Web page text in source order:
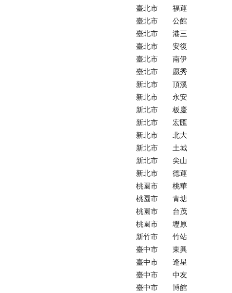
臺北市
福運
臺北市
公館
臺北市
港三
臺北市
安復
臺北市
南伊
臺北市
愿秀
新北市
頂溪
新北市
永安
新北市
板慶
新北市
宏匯
新北市
北大
新北市
土城
新北市
尖山
新北市
德運
桃園市
桃華
桃園市
青塘
桃園市
台茂
桃園市
壢原
新竹市
竹站
臺中市
東興
臺中市
逢星
臺中市
中友
臺中市
博館